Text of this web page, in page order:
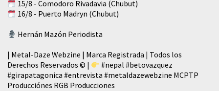
15/8 - Comodoro Rivadavia (Chubut)
16/8 - Puerto Madryn (Chubut)
Hernán Mazón Periodista
| Metal-Daze Webzine | Marca Registrada | Todos los
Derechos Reservados © |
#nepal #betovazquez
#girapatagonica #entrevista #metaldazewebzine MCPTP
Producciónes RGB Producciones